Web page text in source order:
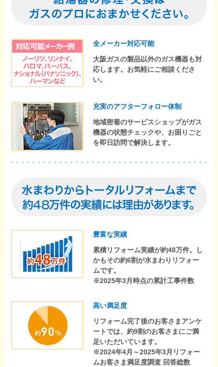
全メーカー対応可能
大阪ガスの製品以外のガス機器も対
応します。お気軽にご相談くださ
い。
充実のアフターフォロー体制
地域密着のサービスショップがガス
機器の状態チェックや、お困りごと
を即日訪問で解決します。
豊富な実績
累積リフォーム実績が約48万件。し
かもその約6割が水まわりリフォー
ムです。
※2025年3月時点の累計工事件数
高い満足度
リフォーム完了後のお客さまアンケ
ートでは、約9割のお客さまにご満
足いただいています。
※2024年4月～2025年3月リフォー
ムお客さま満足度調査 回答総数